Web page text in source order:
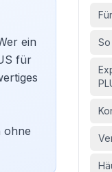
ein
für
ohne